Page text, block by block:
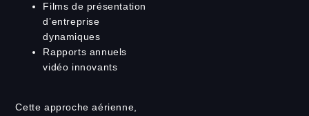
Films de présentation
d’entreprise
dynamiques
Rapports annuels
vidéo innovants
Cette approche aérienne,